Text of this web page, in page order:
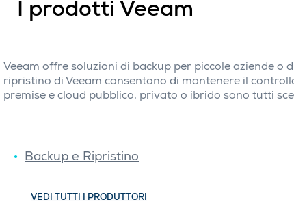
I prodotti Veeam
Veeam offre soluzioni di backup per piccole aziende o
ripristino di Veeam consentono di mantenere il
premise e cloud pubblico, privato o ibrido sono tutti
Backup e Ripristino
VEDI TUTTI I PRODUTTORI